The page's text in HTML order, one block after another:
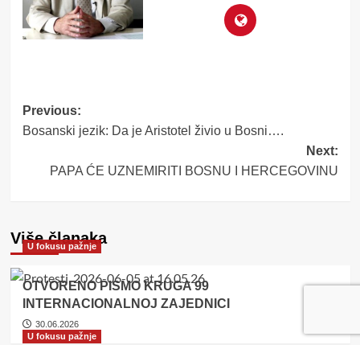
Post
navigation
Previous:
Bosanski jezik: Da je Aristotel živio u Bosni….
Next:
PAPA ĆE UZNEMIRITI BOSNU I HERCEGOVINU
Više članaka
U fokusu pažnje
OTVORENO PISMO KRUGA 99
INTERNACIONALNOJ ZAJEDNICI
30.06.2026
U fokusu pažnje